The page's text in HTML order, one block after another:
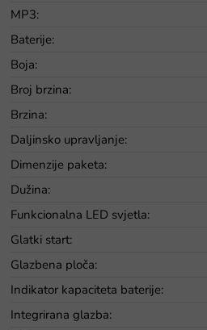
MP3:
Baterije:
Boja:
Broj brzina:
Brzina:
Daljinsko upravljanje:
Dimenzije paketa:
Dužina:
Funkcionalna LED svjetla:
Glatki start:
Glazbena ploča:
Indikator kapaciteta baterije:
Integrirana glazba: